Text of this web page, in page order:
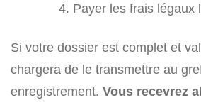
Payer les frais légaux
Si votre dossier est complet et
chargera de le transmettre au
enregistrement. Vous recevrez